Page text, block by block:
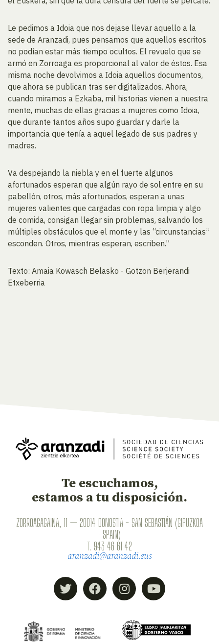
Le pedimos a Idoia que nos dejase llevar aquello a la
sede de Aranzadi, pues pensamos que aquellos escritos
no podían estar más tiempo ocultos. El revuelo que se
armó en Zorroaga es proporcional al valor de éstos. Esa
misma noche devolvimos a Idoia aquellos documentos,
que ahora se publican tras ser digitalizados. Ahora,
cuando miramos a Ezkaba, mil historias vienen a nuestra
mente, muchas de ellas gracias a mujeres como Idoia,
que durante tantos años supo guardar y darle la
importancia que tenía a aquel legado de sus padres y
madres.
Va despejando la niebla y en el fuerte algunos
afortunados esperan que algún rayo de sol entre en su
pabellón, otros, más afortunados, esperan a unas
mujeres valientes que cargadas con ropa limpia y algo
de comida, consigan llegar sin problemas, salvando los
múltiples obstáculos que el monte y las “circunstancias”
esconden. Otros, mientras esperan, escriben.”
Texto: Amaia Kowasch Belasko - Gotzon Berjerandi
Etxeberria
Te escuchamos,
estamos a tu disposición.
ZORROAGAGAINA, 11 — 20014 DONOSTIA - SAN SEBASTIÁN (GIPUZKOA
· SPAIN)
T. 943 46 61 42
aranzadi@aranzadi.eus